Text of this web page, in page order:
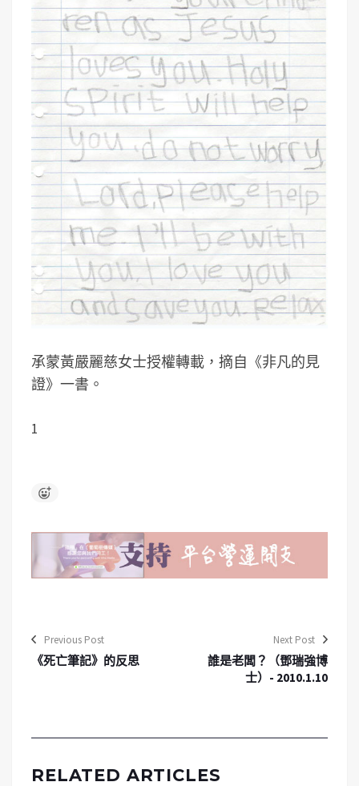
承蒙黃嚴麗慈女士授權轉載，摘自《非凡的見
證》一書。
1
Previous Post
《死亡筆記》的反思
Next Post
誰是老闆？（鄧瑞強博
士）- 2010.1.10
RELATED ARTICLES